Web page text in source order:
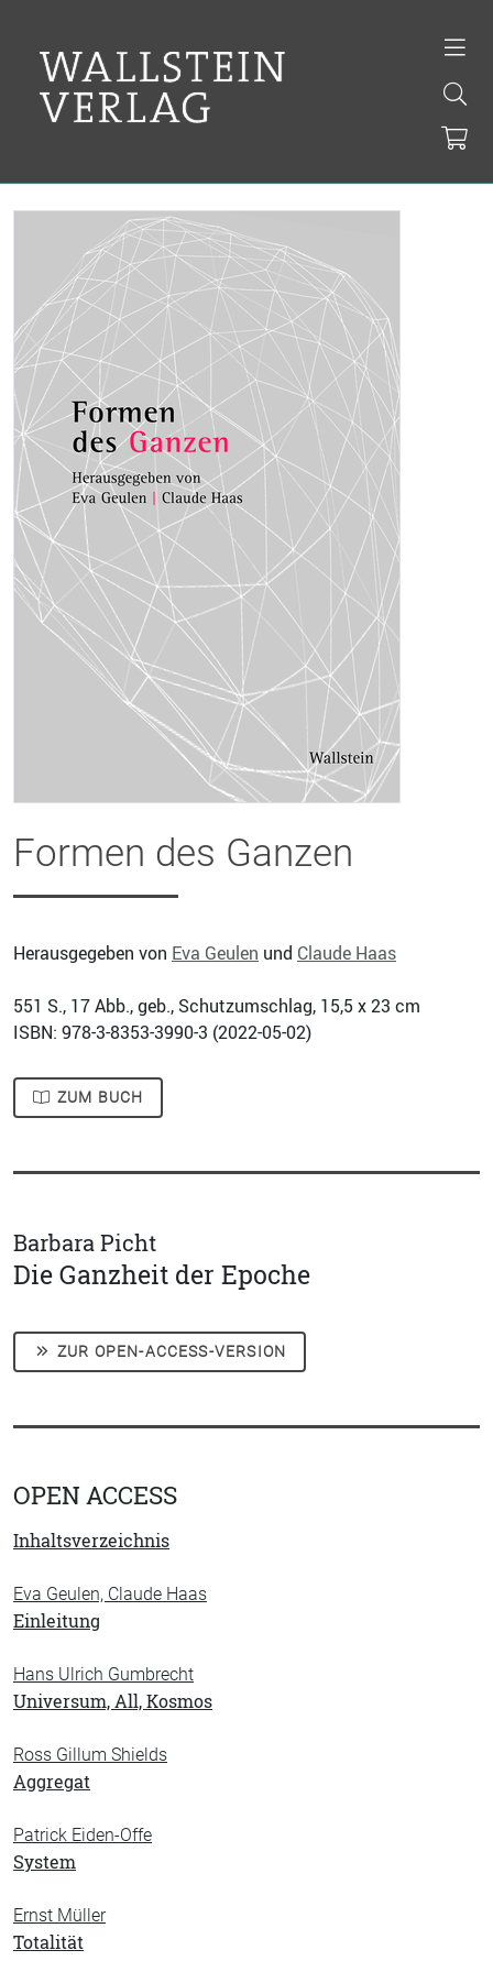
Formen des Ganzen
Herausgegeben von Eva Geulen und Claude Haas
551 S., 17 Abb., geb., Schutzumschlag, 15,5 x 23 cm
ISBN: 978-3-8353-3990-3 (2022-05-02)
ZUM BUCH
Barbara Picht
Die Ganzheit der Epoche
ZUR OPEN-ACCESS-VERSION
OPEN ACCESS
Inhaltsverzeichnis
Eva Geulen, Claude Haas
Einleitung
Hans Ulrich Gumbrecht
Universum, All, Kosmos
Ross Gillum Shields
Aggregat
Patrick Eiden-Offe
System
Ernst Müller
Totalität